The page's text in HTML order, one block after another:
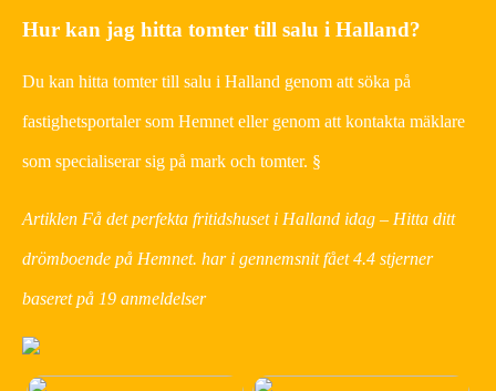
Hur kan jag hitta tomter till salu i Halland?
Du kan hitta tomter till salu i Halland genom att söka på
fastighetsportaler som Hemnet eller genom att kontakta mäklare
som specialiserar sig på mark och tomter. §
Artiklen Få det perfekta fritidshuset i Halland idag – Hitta ditt
drömboende på Hemnet. har i gennemsnit fået4.4 stjerner
baseret på 19 anmeldelser